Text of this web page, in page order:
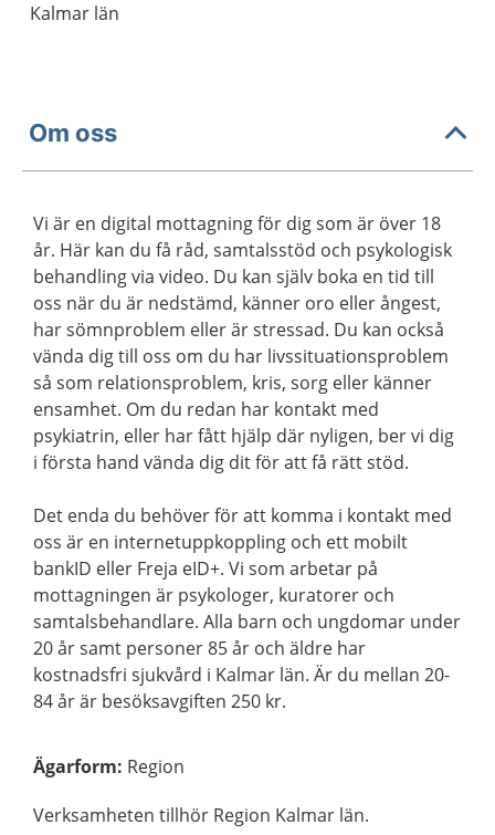
Kalmar län
Om oss
Vi är en digital mottagning för dig som är över 18
år. Här kan du få råd, samtalsstöd och psykologisk
behandling via video. Du kan själv boka en tid till
oss när du är nedstämd, känner oro eller ångest,
har sömnproblem eller är stressad. Du kan också
vända dig till oss om du har livssituationsproblem
så som relationsproblem, kris, sorg eller känner
ensamhet. Om du redan har kontakt med
psykiatrin, eller har fått hjälp där nyligen, ber vi dig
i första hand vända dig dit för att få rätt stöd.
Det enda du behöver för att komma i kontakt med
oss är en internetuppkoppling och ett mobilt
bankID eller Freja eID+. Vi som arbetar på
mottagningen är psykologer, kuratorer och
samtalsbehandlare. Alla barn och ungdomar under
20 år samt personer 85 år och äldre har
kostnadsfri sjukvård i Kalmar län. Är du mellan 20-
84 år är besöksavgiften 250 kr.
Ägarform: Region
Verksamheten tillhör Region Kalmar län.